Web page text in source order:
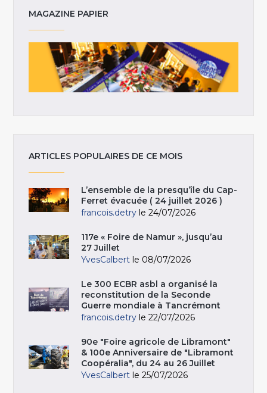
MAGAZINE PAPIER
ARTICLES POPULAIRES DE CE MOIS
L’ensemble de la presqu’île du Cap-
Ferret évacuée ( 24 juillet 2026 )
francois.detry le 24/07/2026
117e « Foire de Namur », jusqu’au
27 Juillet
YvesCalbert le 08/07/2026
Le 300 ECBR asbl a organisé la
reconstitution de la Seconde
Guerre mondiale à Tancrémont
francois.detry le 22/07/2026
90e "Foire agricole de Libramont"
& 100e Anniversaire de "Libramont
Coopéralia", du 24 au 26 Juillet
YvesCalbert le 25/07/2026